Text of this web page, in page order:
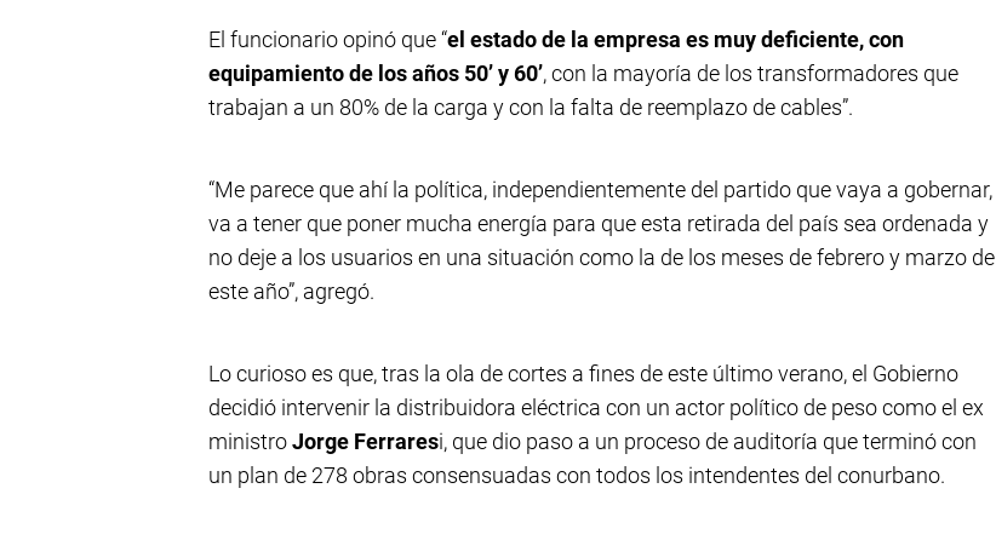
El funcionario opinó que “el estado de la empresa es muy deficiente, con
equipamiento de los años 50’ y 60’, con la mayoría de los transformadores que
trabajan a un 80% de la carga y con la falta de reemplazo de cables”.
“Me parece que ahí la política, independientemente del partido que vaya a gobernar,
va a tener que poner mucha energía para que esta retirada del país sea ordenada y
no deje a los usuarios en una situación como la de los meses de febrero y marzo de
este año”, agregó.
Lo curioso es que, tras la ola de cortes a fines de este último verano, el Gobierno
decidió intervenir la distribuidora eléctrica con un actor político de peso como el ex
ministroJorge Ferraresi, que dio paso a un proceso de auditoría que terminó con
un plan de 278 obras consensuadas con todos los intendentes del conurbano.